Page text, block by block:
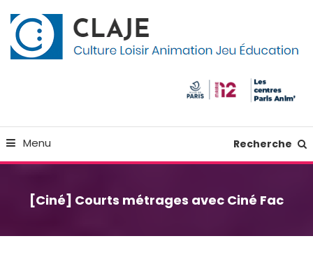
To
Content
Menu Recherche
[Ciné] Courts métrages avec Ciné Fac